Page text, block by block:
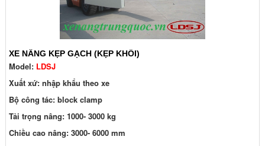
XE NÂNG KẸP GẠCH (KẸP KHỐI)
Model: LDSJ
Xuất xứ: nhập khẩu theo xe
Bộ công tác: block clamp
Tải trọng nâng: 1000- 3000 kg
Chiều cao nâng: 3000- 6000 mm